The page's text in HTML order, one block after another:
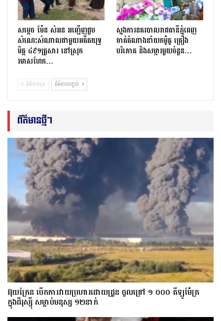
សម្តេច ម៉ែន សំអន អញ្ជើញជួប
សំណេះសំណាលជាមួយអតីតយុទ្ធ
មិត្ត ៤៩១គ្រួសារ នៅស្រុក
រមាសហែក…
ស្នងការនគរបាលរាជធានីភ្នំពេញ
ចាត់តំណាងនាំយកម៉ូតូ គ្រឿង
បរិភោគ និងសម្ភារមួយចំនួន…
ព័ត៌មានមុន ព័ត៌មានបន្ទាប់
ព័ត៌មានថ្មីៗ
អ៊ុយក្រែន បើកការវាយប្រហារដោយដ្រូន ចូលជ្រៅ ១ ០០០ គីឡូម៉ែត្រ
ក្នុងដីរុស្ស៊ី សម្លាប់មនុស្ស ១២នាក់